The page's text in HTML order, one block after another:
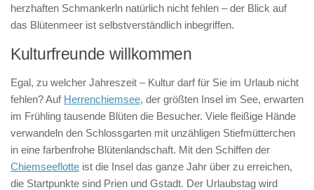
herzhaften Schmankerln natürlich nicht fehlen – der Blick auf
das Blütenmeer ist selbstverständlich inbegriffen.
Kulturfreunde willkommen
Egal, zu welcher Jahreszeit – Kultur darf für Sie im Urlaub nicht
fehlen? Auf Herrenchiemsee, der größten Insel im See, erwarten
im Frühling tausende Blüten die Besucher. Viele fleißige Hände
verwandeln den Schlossgarten mit unzähligen Stiefmütterchen
in eine farbenfrohe Blütenlandschaft. Mit den Schiffen der
Chiemseeflotte ist die Insel das ganze Jahr über zu erreichen,
die Startpunkte sind Prien und Gstadt. Der Urlaubstag wird